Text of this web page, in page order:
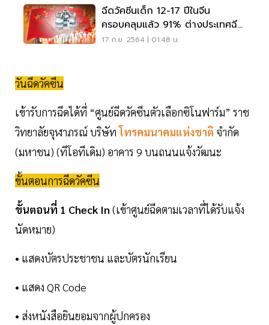
ฉีดวัคซีนเด็ก 12-17 ปีในจีน
ครอบคลุมแล้ว 91% ต่างประเทศฉีด
อย่างไรเช็กที่นี่
17 ก.ย. 2564 | 01:48 น.
วันฉีดวัคซีน
เข้ารับการฉีดได้ที่ “ศูนย์ฉีดวัคซีนตัวเลือกซิโนฟาร์ม” ราช
วิทยาลัยจุฬาภรณ์ บริษัทโทรคมนาคมแห่งชาติ จำกัด
(มหาชน) (ทีโอทีเดิม) อาคาร 9 บนถนนแจ้งวัฒนะ
ขั้นตอนการฉีดวัคซีน
ขั้นตอนที่ 1 Check In (เข้าศูนย์ฉีดตามเวลาที่ได้รับแจ้ง
นัดหมาย)
• แสดงบัตรประชาชน และบัตรนักเรียน
• แสดง QR Code
• ส่งหนังสือยินยอมจากผู้ปกครอง